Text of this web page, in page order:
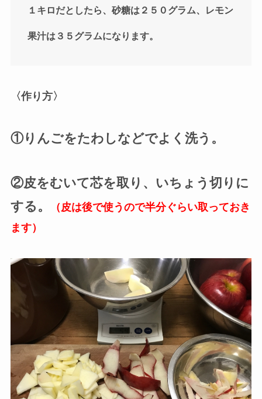
１キロだとしたら、砂糖は２５０グラム、レモン
果汁は３５グラムになります。
〈作り方〉
①りんごをたわしなどでよく洗う。
②皮をむいて芯を取り、いちょう切りに
する。
（皮は後で使うので半分ぐらい取っておき
ます）